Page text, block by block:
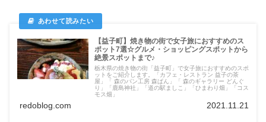
【益子町】焼き物の街で女子旅におすすめのス
ポット7選☆グルメ・ショッピングスポットから
絶景スポットまで♪
栃木県の焼き物の街「益子町」で女子旅におすすめのスポ
ットをご紹介します。「カフェ・レストラン 益子の茶
屋」「 森のパン工房 森ぱん」「 森のギャラリー どんぐ
り」「鹿島神社」「道の駅ましこ」「ひまわり畑」「コス
モス畑」
redoblog.com 2021.11.21